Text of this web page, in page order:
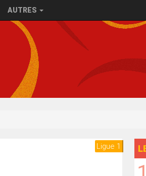
AUTRES
Ligue 1